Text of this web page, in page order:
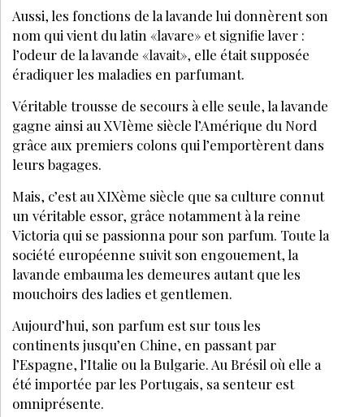
Aussi, les fonctions de la lavande lui donnèrent son
nom qui vient du latin «lavare» et signifie laver :
l’odeur de la lavande «lavait», elle était supposée
éradiquer les maladies en parfumant.
Véritable trousse de secours à elle seule, la lavande
gagne ainsi au XVIème siècle l’Amérique du Nord
grâce aux premiers colons qui l’emportèrent dans
leurs bagages.
Mais, c’est au XIXème siècle que sa culture connut
un véritable essor, grâce notamment à la reine
Victoria qui se passionna pour son parfum. Toute la
société européenne suivit son engouement, la
lavande embauma les demeures autant que les
mouchoirs des ladies et gentlemen.
Aujourd’hui, son parfum est sur tous les
continents jusqu’en Chine, en passant par
l’Espagne, l’Italie ou la Bulgarie. Au Brésil où elle a
été importée par les Portugais, sa senteur est
omniprésente.